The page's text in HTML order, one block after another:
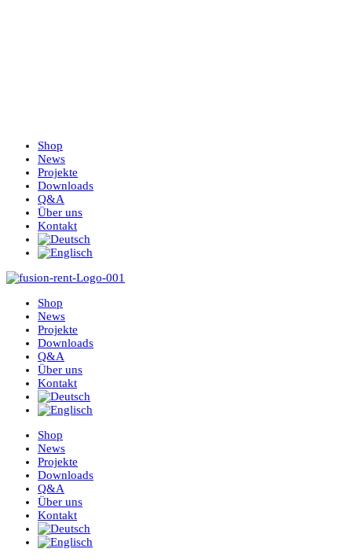
Shop
News
Projekte
Downloads
Q&A
Über uns
Kontakt
Shop
News
Projekte
Downloads
Q&A
Über uns
Kontakt
Shop
News
Projekte
Downloads
Q&A
Über uns
Kontakt